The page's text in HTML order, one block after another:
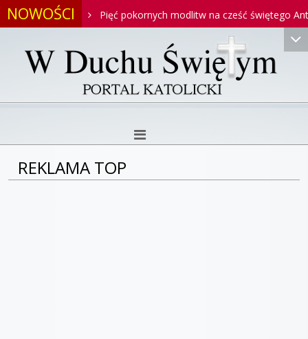
NOWOŚCI Pięć pokornych modlitw na cześć świętego
REKLAMA TOP